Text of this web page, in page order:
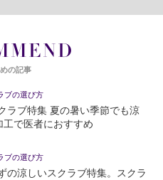
の記事
ブの選び方
ラブ特集 夏の暑い季節でも涼
工で医者におすすめ
ブの選び方
の涼しいスクラブ特集。スクラ